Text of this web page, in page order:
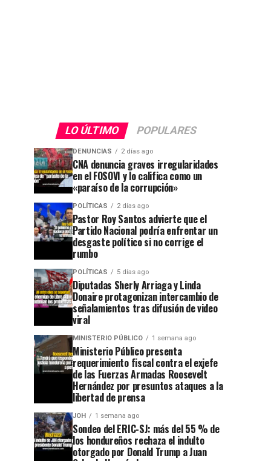
LO ÚLTIMO POPULARES
DENUNCIAS 2 días ago
CNA denuncia graves irregularidades
en el FOSOVI y lo califica como un
«paraíso de la corrupción»
POLÍTICAS 2 días ago
Pastor Roy Santos advierte que el
Partido Nacional podría enfrentar un
desgaste político si no corrige el
rumbo
POLÍTICAS 5 días ago
Diputadas Sherly Arriaga y Linda
Donaire protagonizan intercambio de
señalamientos tras difusión de video
viral
MINISTERIO PÚBLICO 1 semana ago
Ministerio Público presenta
requerimiento fiscal contra el exjefe
de las Fuerzas Armadas Roosevelt
Hernández por presuntos ataques a la
libertad de prensa
JOH 1 semana ago
Sondeo del ERIC-SJ: más del 55 % de
los hondureños rechaza el indulto
otorgado por Donald Trump a Juan